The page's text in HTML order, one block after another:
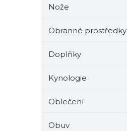
Nože
Obranné prostředky
Doplňky
Kynologie
Oblečení
Obuv